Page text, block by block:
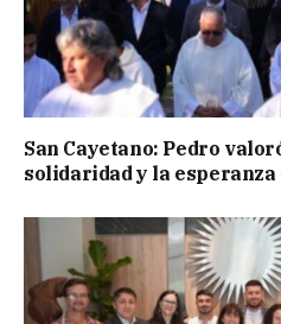
San Cayetano: Pedro
solidaridad y la esperanza